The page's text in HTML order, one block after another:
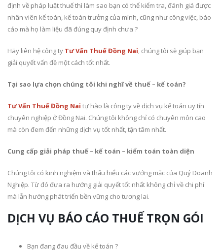
định về pháp luật thuế thì làm sao bạn có thể kiểm tra, đánh giá được
nhân viên kế toán, kế toán trưởng của mình, cũng như công việc, báo
cáo mà họ làm liệu đã đúng quy định chưa ?
Hãy liên hệ công ty Tư Vấn Thuế Đồng Nai, chúng tôi sẽ giúp bạn
giải quyết vấn đề một cách tốt nhất.
Tại sao lựa chọn chúng tôi khi nghĩ về thuế – kế toán?
Tư Vấn Thuế Đồng Nai tự hào là công ty về dịch vụ kế toán uy tín
chuyên nghiệp ở Đồng Nai. Chúng tôi không chỉ có chuyên môn cao
mà còn đem đến những dịch vụ tốt nhất, tận tâm nhất.
Cung cấp giải pháp thuế – kế toán – kiểm toán toàn diện
Chúng tôi có kinh nghiệm và thấu hiểu các vướng mắc của Quý Doanh
Nghiệp. Từ đó đưa ra hướng giải quyết tốt nhất không chỉ về chi phí
mà lẫn hướng phát triển bền vững cho tương lai.
DỊCH VỤ BÁO CÁO THUẾ TRỌN GÓI
Bạn đang đau đầu về kế toán ?